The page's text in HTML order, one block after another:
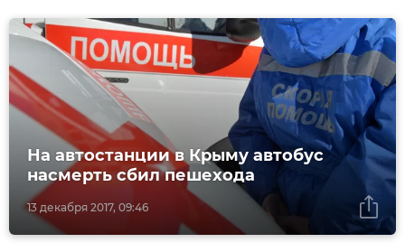
13 декабря 2017, 09:46
На автостанции в Крыму автобус
насмерть сбил пешехода